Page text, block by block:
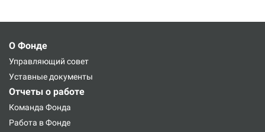
О Фонде
Управляющий совет
Уставные документы
Отчеты о работе
Команда Фонда
Работа в Фонде